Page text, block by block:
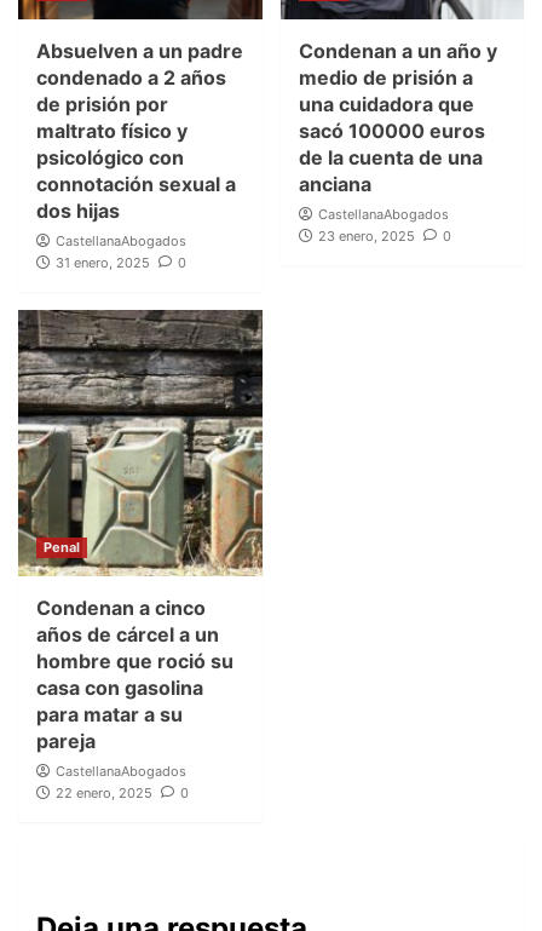
Absuelven a un padre
condenado a 2 años
de prisión por
maltrato físico y
psicológico con
connotación sexual a
dos hijas
CastellanaAbogados
31 enero, 2025
0
Condenan a un año y
medio de prisión a
una cuidadora que
sacó 100000 euros
de la cuenta de una
anciana
CastellanaAbogados
23 enero, 2025
0
Penal
Condenan a cinco
años de cárcel a un
hombre que roció su
casa con gasolina
para matar a su
pareja
CastellanaAbogados
22 enero, 2025
0